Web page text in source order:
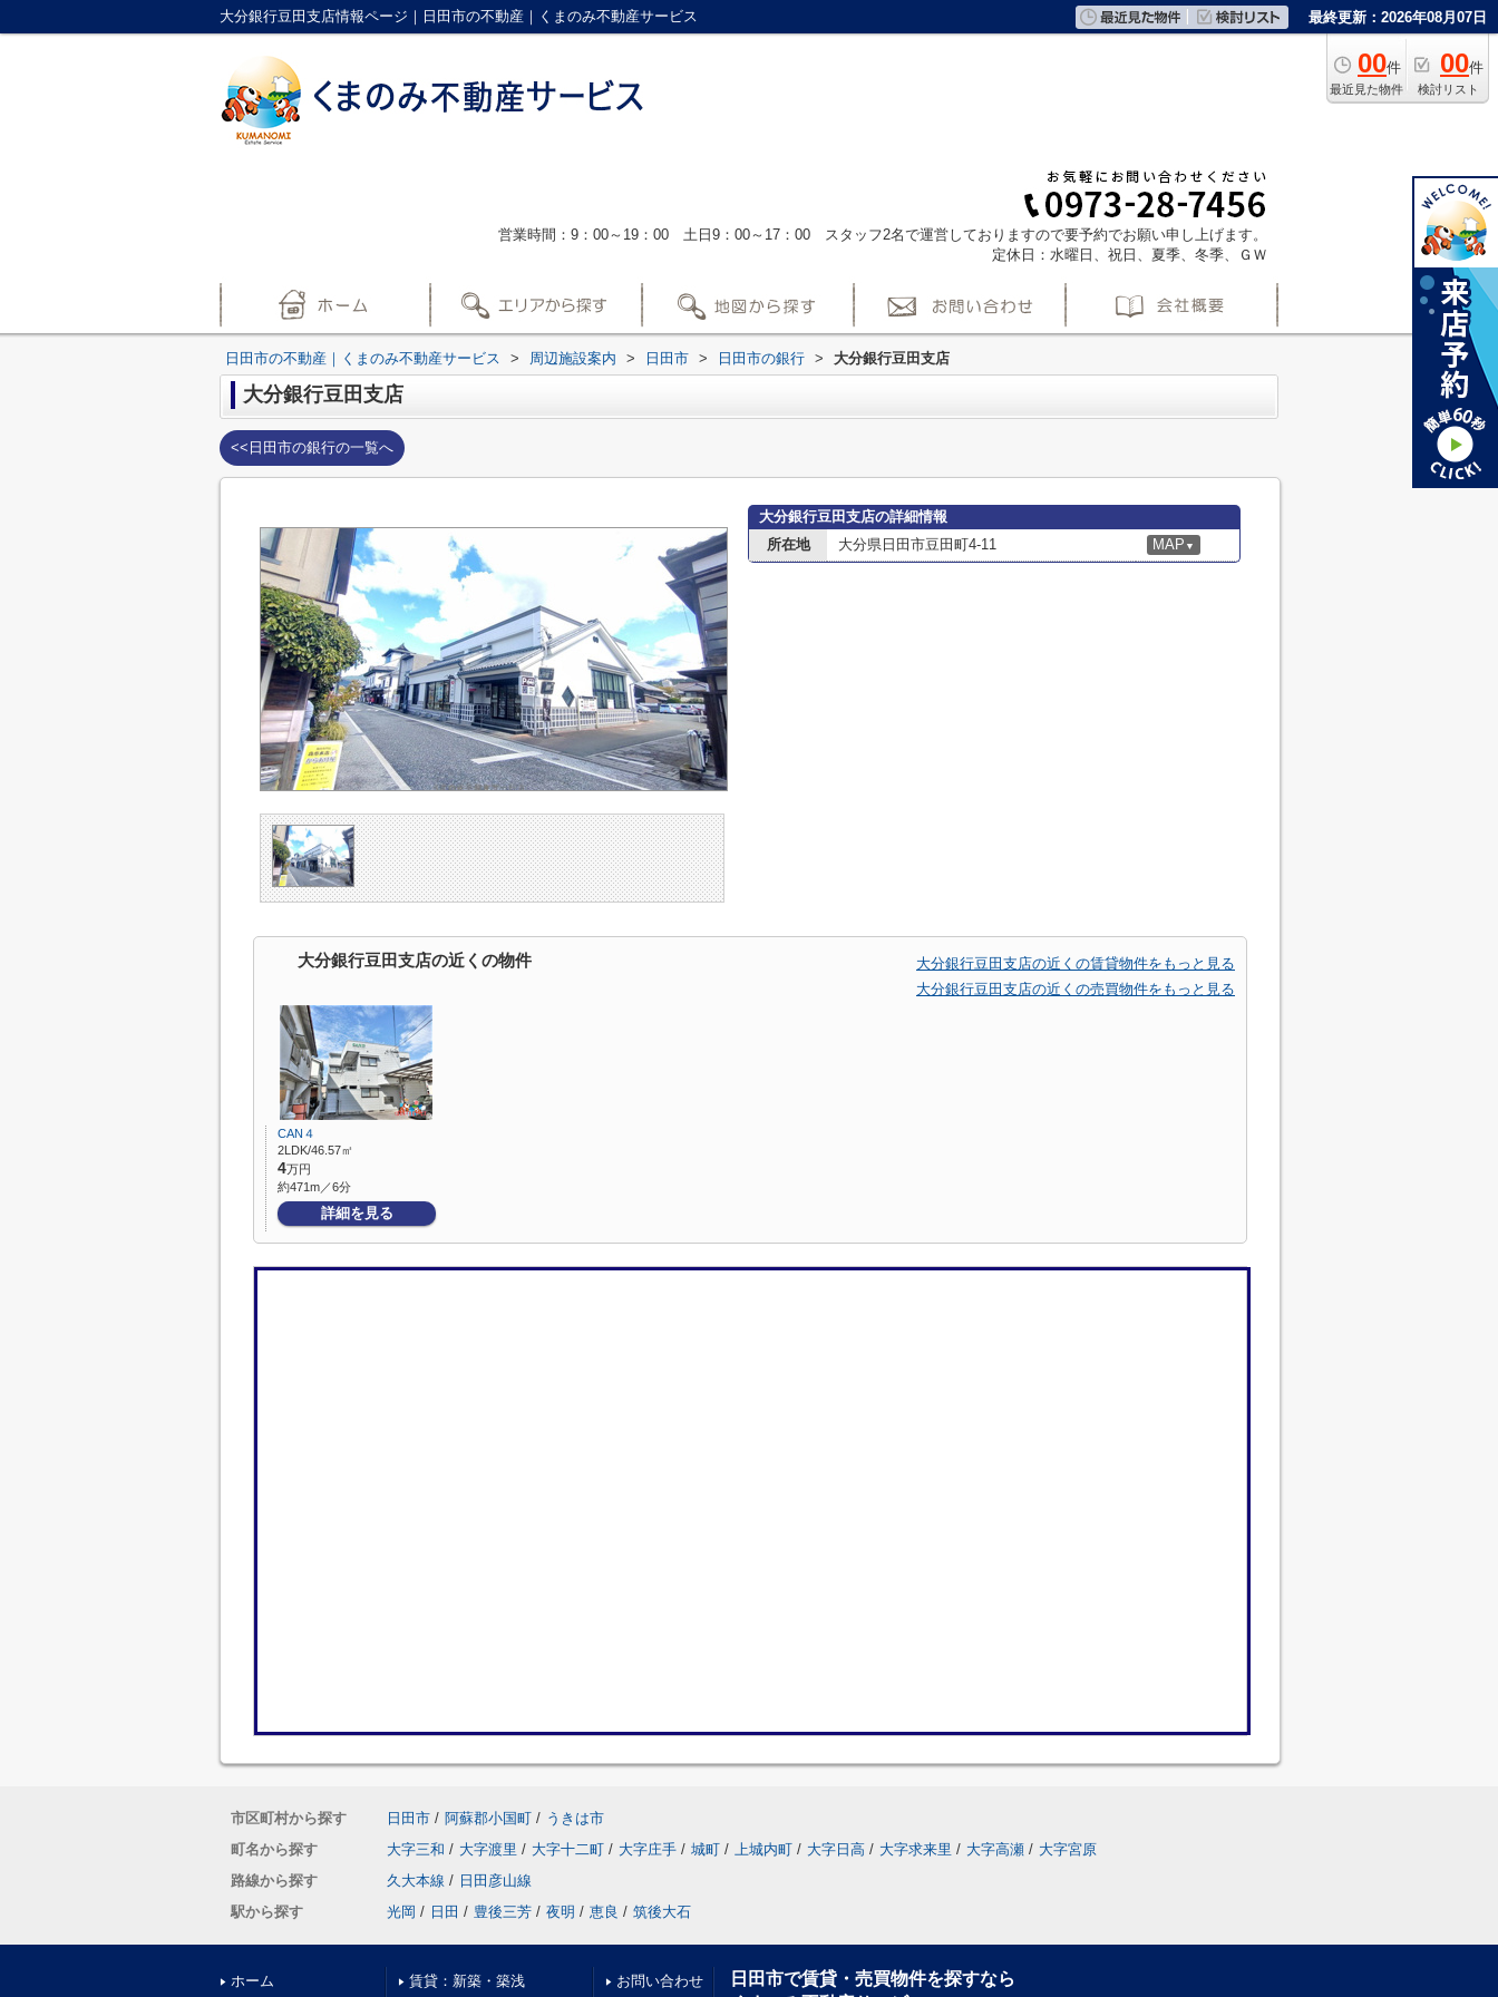
大分銀行豆田支店情報ページ｜日田市の不動産｜くまのみ不動産サービス 最終更新：2026年08月07日
00件
最近見た物件
00件
検討リスト
営業時間：9：00～19：00 土日9：00～17：00 スタッフ2名で運営しておりますので要予約でお願い申し上げます。
定休日：水曜日、祝日、夏季、冬季、ＧＷ
日田市の不動産｜くまのみ不動産サービス > 周辺施設案内 > 日田市 > 日田市の銀行 > 大分銀行豆田支店
大分銀行豆田支店
<<日田市の銀行の一覧へ
大分銀行豆田支店の詳細情報
所在地
大分県日田市豆田町4-11 MAP ▼
大分銀行豆田支店の近くの物件
大分銀行豆田支店の近くの賃貸物件をもっと見る
大分銀行豆田支店の近くの売買物件をもっと見る
CAN４
2LDK/46.57㎡
4万円
約471m／6分
詳細を見る
市区町村から探す 日田市 / 阿蘇郡小国町 / うきは市
町名から探す
大字三和 / 大字渡里 / 大字十二町 / 大字庄手 / 城町 / 上城内町 / 大字日高 / 大字求来里 / 大字高瀬 / 大字宮原
路線から探す
久大本線 / 日田彦山線
駅から探す
光岡 / 日田 / 豊後三芳 / 夜明 / 恵良 / 筑後大石
ホーム 賃貸：新築・築浅 お問い合わせ
日田市で賃貸・売買物件を探すなら